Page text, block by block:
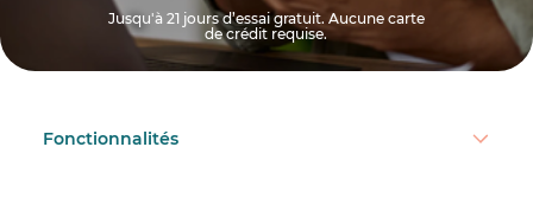
Jusqu'à 21 jours d’essai gratuit. Aucune carte
de crédit requise.
Fonctionnalités